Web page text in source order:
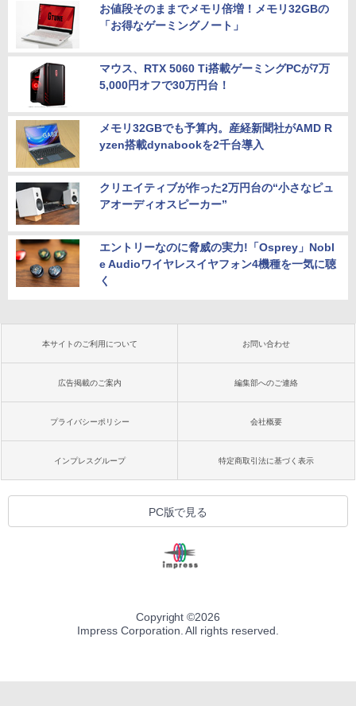
お値段そのままでメモリ倍増！メモリ32GBの
「お得なゲーミングノート」
マウス、RTX 5060 Ti搭載ゲーミングPCが7万
5,000円オフで30万円台！
メモリ32GBでも予算内。産経新聞社がAMD R
yzen搭載dynabookを2千台導入
クリエイティブが作った2万円台の“小さなピュ
アオーディオスピーカー”
エントリーなのに脅威の実力!「Osprey」Nobl
e Audioワイヤレスイヤフォン4機種を一気に聴
く
本サイトのご利用について お問い合わせ
広告掲載のご案内 編集部へのご連絡
プライバシーポリシー 会社概要
インプレスグループ 特定商取引法に基づく表示
PC版で見る
Copyright ©2026
Impress Corporation. All rights reserved.